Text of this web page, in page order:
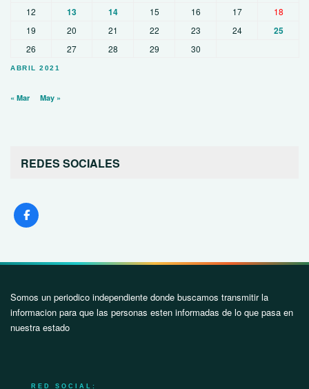
ABRIL 2021
12 13 14 15 16 17
18
19
20 21 22 23 24 25
26 27 28 29 30
« Mar May »
REDES SOCIALES
Somos un periodico independiente donde buscamos transmitir la
informacion para que las personas esten informadas de lo que pasa en
nuestra estado
RED SOCIAL: